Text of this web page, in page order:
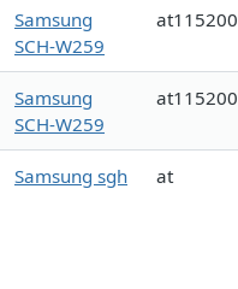
Samsung
SCH-W259
at115200
Samsung
SCH-W259
at115200
Samsung sgh at